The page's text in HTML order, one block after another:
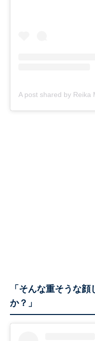
A post shared by Reika
「そんな重そうな
か？」